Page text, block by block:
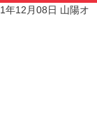
年12月08日 山陽オ